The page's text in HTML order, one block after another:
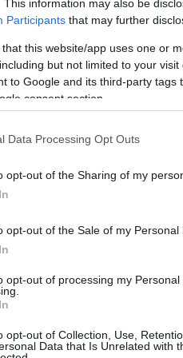
This information may also be
Participants that may further
that this website/app uses one or
but not limited to your
to Google and its third-party
consent section.
Data Processing Opt Outs
opt-out of the Sharing of my
opt-out of the Sale of my Personal
opt-out of processing my Personal
opt-out of Collection, Use,
Data that Is Unrelated with
24. 06. 2026 και ώρα
«ΑΘΛΗΤΙΚΟΣ
μέλη του νέου
που
του
με θέμα:
ΣΥΜΒΟΥΛΙΟ ΤΟΥ
ψηφοφορία η